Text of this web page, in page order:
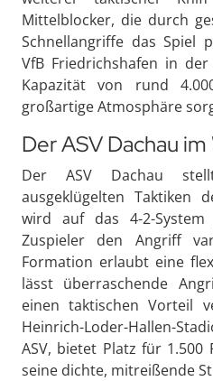
Mittelblocker, die durch
Schnellangriffe das Spiel
VfB Friedrichshafen in
Kapazität von rund
großartige Atmosphäre
Der ASV Dachau
Der ASV Dachau
ausgeklügelten Taktiken
wird auf das 4-2-
Zuspieler den Angriff
Formation erlaubt eine
lässt überraschende
einen taktischen Vorteil
Heinrich-Loder-Hallen-
ASV, bietet Platz für
seine dichte, mitreißende